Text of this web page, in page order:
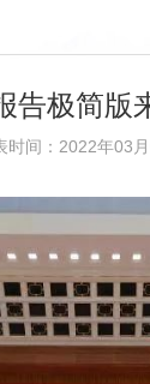
告极简版
时间：2022年03